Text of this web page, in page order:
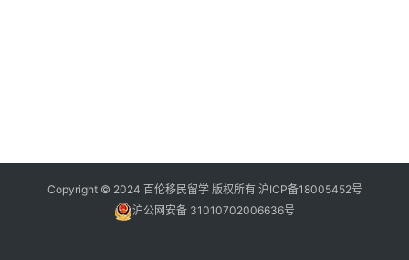
Copyright © 2024 百伦移民留学 版权所有 沪ICP备18005452号
沪公网安备 31010702006636号